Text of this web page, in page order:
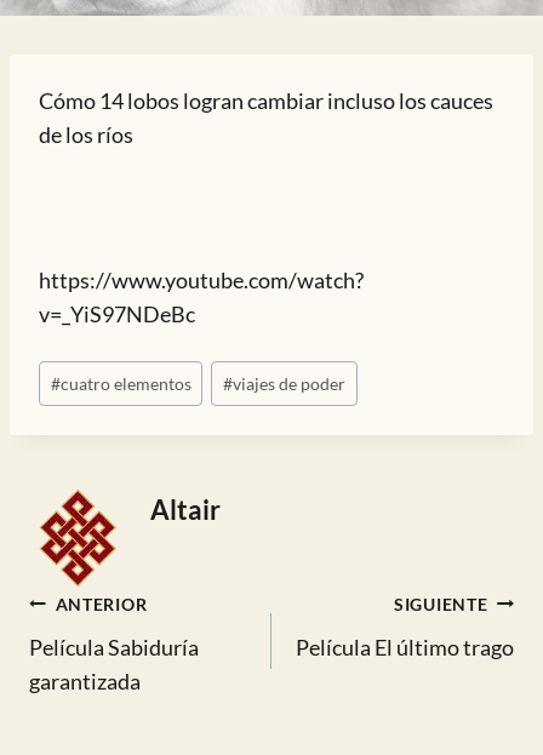
Cómo 14 lobos logran cambiar incluso los cauces
de los ríos
https://www.youtube.com/watch?
v=_YiS97NDeBc
Etiquetas
de
la
#cuatro elementos #viajes de poder
Altair
Navegación
de
ANTERIOR
Película Sabiduría
garantizada
SIGUIENTE
Película El último trago